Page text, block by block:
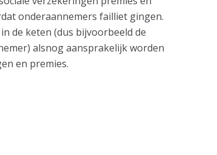
onderaannemers failliet gingen.
de keten (dus bijvoorbeeld de
alsnog aansprakelijk worden
en premies.